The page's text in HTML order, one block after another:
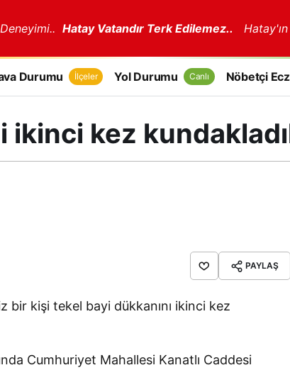
Hatay Vatandır Terk Edilemez..
Durumu İlçeler Yol Durumu Canlı Nöbetçi
ikinci kez
PAYLAŞ
bir kişi tekel bayi dükkanını ikinci kez
Cumhuriyet Mahallesi Kanatlı Caddesi